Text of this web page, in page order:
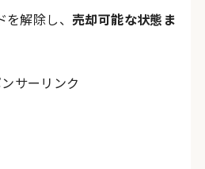
解除し、 売却可能な状態ま
サーリンク